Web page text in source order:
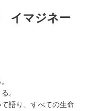
イマジネー
。
語り、すべての生命